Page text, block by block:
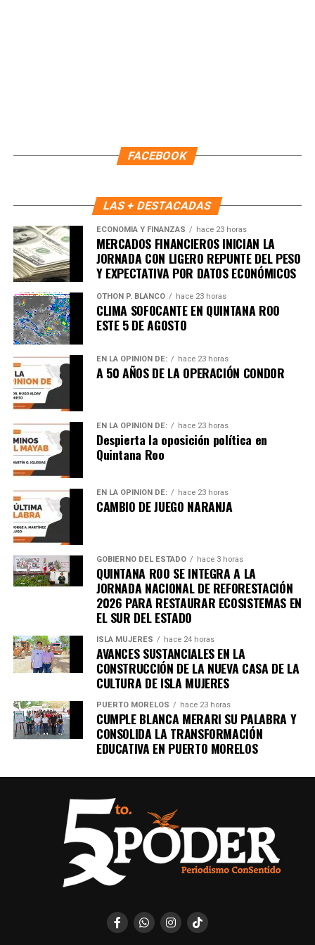
Recibe las noticias al instante
Únete al canal oficial de WhatsApp de
importantes de Quintana Roo directamente
en tu teléfono.
FACEBOOK
LAS + DESTACADAS
ECONOMÍA Y FINANZAS hace 23 horas
MERCADOS FINANCIEROS INICIAN LA
JORNADA CON LIGERO REPUNTE DEL PESO
Y EXPECTATIVA POR DATOS ECONÓMICOS
OTHON P. BLANCO hace 23 horas
CLIMA SOFOCANTE EN QUINTANA ROO
ESTE 5 DE AGOSTO
EN LA OPINIÓN DE: hace 23 horas
A 50 AÑOS DE LA OPERACIÓN CONDOR
EN LA OPINIÓN DE: hace 23 horas
Despierta la oposición política en
Quintana Roo
EN LA OPINIÓN DE: hace 23 horas
CAMBIO DE JUEGO NARANJA
GOBIERNO DEL ESTADO hace 3 horas
QUINTANA ROO SE INTEGRA A LA
JORNADA NACIONAL DE REFORESTACIÓN
2026 PARA RESTAURAR ECOSISTEMAS EN
EL SUR DEL ESTADO
ISLA MUJERES hace 24 horas
AVANCES SUSTANCIALES EN LA
CONSTRUCCIÓN DE LA NUEVA CASA DE LA
CULTURA DE ISLA MUJERES
PUERTO MORELOS hace 23 horas
CUMPLE BLANCA MERARI SU PALABRA Y
CONSOLIDA LA TRANSFORMACIÓN
EDUCATIVA EN PUERTO MORELOS